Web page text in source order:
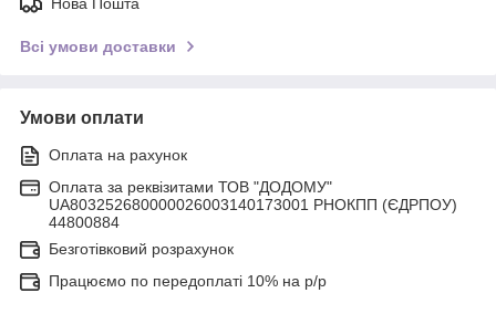
Всі умови доставки
Умови оплати
Оплата на рахунок
Оплата за реквізитами ТОВ "ДОДОМУ"
UA803252680000026003140173001 РНОКПП (ЄДРПОУ)
44800884
Безготівковий розрахунок
Працюємо по передоплаті 10% на р/р